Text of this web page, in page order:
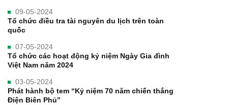
09-05-2024
Tổ chức điều tra tài nguyên du lịch trên toàn
quốc
07-05-2024
Tổ chức các hoạt động kỷ niệm Ngày Gia đình
Việt Nam năm 2024
03-05-2024
Phát hành bộ tem “Kỷ niệm 70 năm chiến thắng
Điện Biên Phủ”